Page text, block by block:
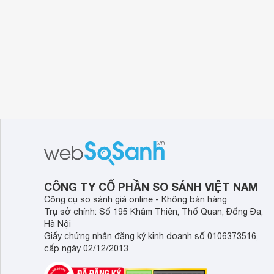
Công nghệ Dolby Vision mang đến những hình
Công nghệ xử lý độc quyền Philips P5 Engine
những hình ảnh sắc nét đến từng chi tiết, có
Tấm nền Panel IPS giúp hình ảnh hiển thị rõ
Công nghệ HDR mang đến những hình ảnh có
CÔNG TY CỔ PHẦN SO SÁNH VIỆT NAM
Công cụ so sánh giá online - Không bán hàng
Trụ sở chính: Số 195 Khâm Thiên, Thổ Quan, Đống Đa,
Hà Nội
Giấy chứng nhận đăng ký kinh doanh số 0106373516,
cấp ngày 02/12/2013